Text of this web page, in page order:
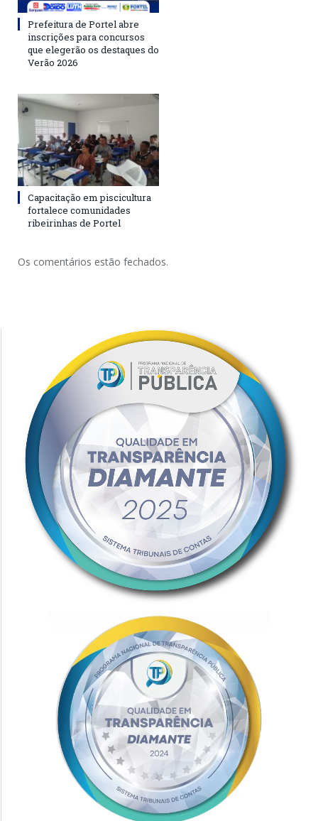
Prefeitura de Portel abre
inscrições para concursos
que elegerão os destaques do
Verão 2026
Capacitação em piscicultura
fortalece comunidades
ribeirinhas de Portel
Os comentários estão fechados.